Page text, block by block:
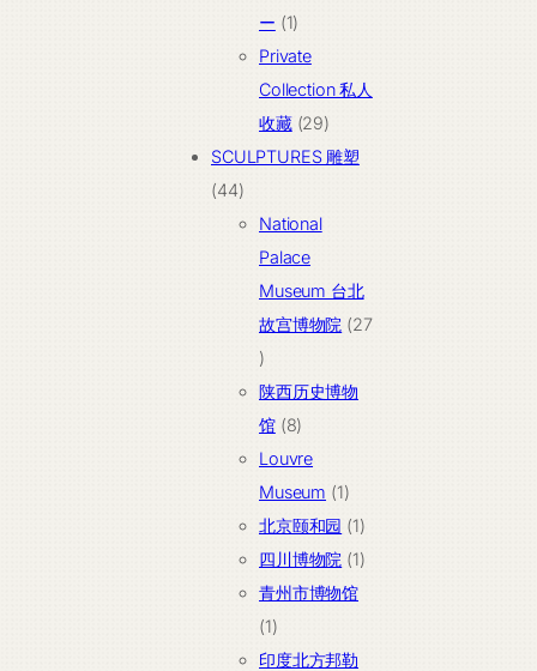
品
ー 11
个
产
品
Private
Collection 私人
收藏 2929
个
SCULPTURES 雕塑
4444
个
National
Palace
Museum 台北
故宫博物院
27
27
个
产
品
陕西历史博物
馆 88
个
产
品
Louvre
Museum 11
个
产
品
北京颐和园 11
个
产
四川博物院 11
个
青州市博物馆
11
个
印度北方邦勒